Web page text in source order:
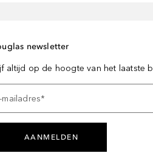
newsletter
altijd op de hoogte van het laatste
mailadres*
AANMELDEN